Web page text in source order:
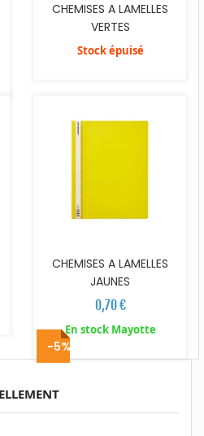
CHEMISES A LAMELLES
VERTES
Stock épuisé
CHEMISES A LAMELLES
JAUNES
0,70 €
En stock Mayotte
-5%